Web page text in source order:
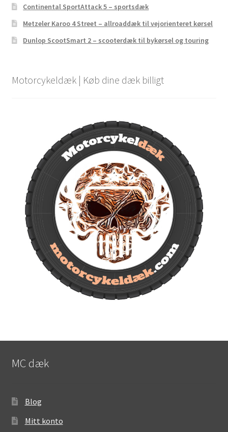
Continental SportAttack 5 – sportsdæk
Metzeler Karoo 4 Street – allroaddæk til vejorienteret kørsel
Dunlop ScootSmart 2 – scooterdæk til bykørsel og touring
Motorcykeldæk | Køb dine dæk billigt
MC dæk
Blog
Mitt konto